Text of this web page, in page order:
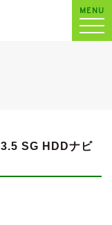
MENU
3.5 SG HDDナビ